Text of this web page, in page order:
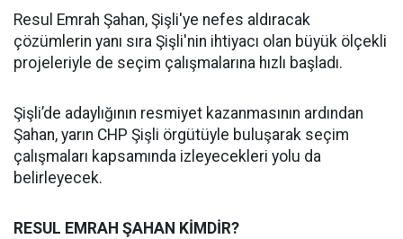
Resul Emrah Şahan, Şişli'ye nefes aldıracak
çözümlerin yanı sıra Şişli'nin ihtiyacı olan büyük ölçekli
projeleriyle de seçim çalışmalarına hızlı başladı.
Şişli’de adaylığının resmiyet kazanmasının ardından
Şahan, yarın CHP Şişli örgütüyle buluşarak seçim
çalışmaları kapsamında izleyecekleri yolu da
belirleyecek.
RESUL EMRAH ŞAHAN KİMDİR?